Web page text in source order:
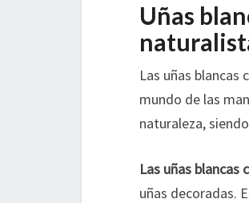
Uñas
Las uñas
mundo de las
naturaleza,
Las uñas blancas
uñas decoradas.